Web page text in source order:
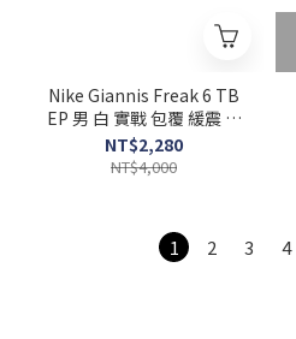
Nike Giannis Freak 6 TB
EP 男 白 實戰 包覆 緩震 字
母哥 籃球鞋 FV1293-100
NT$2,280
NT$4,000
1 2 3 4